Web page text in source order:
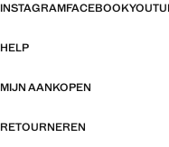
INSTAGRAMFACEBOOK
HELP
MIJN AANKOPEN
RETOURNEREN